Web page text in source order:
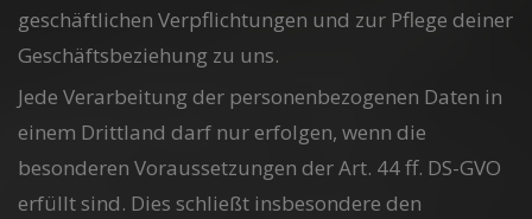
geschäftlichen Verpflichtungen und zur Pflege deiner
Geschäftsbeziehung zu uns.
Jede Verarbeitung der personenbezogenen Daten in
einem Drittland darf nur erfolgen, wenn die
besonderen Voraussetzungen der Art. 44 ff. DS-GVO
erfüllt sind. Dies schließt insbesondere den